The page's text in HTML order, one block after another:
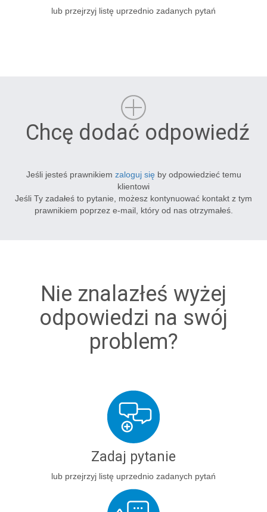
lub przejrzyj listę uprzednio zadanych pytań
Chcę dodać odpowiedź
Jeśli jesteś prawnikiem zaloguj się by odpowiedzieć temu
klientowi
Jeśli Ty zadałeś to pytanie, możesz kontynuować kontakt z tym
prawnikiem poprzez e-mail, który od nas otrzymałeś.
Nie znalazłeś wyżej
odpowiedzi na swój
problem?
Zadaj pytanie
lub przejrzyj listę uprzednio zadanych pytań